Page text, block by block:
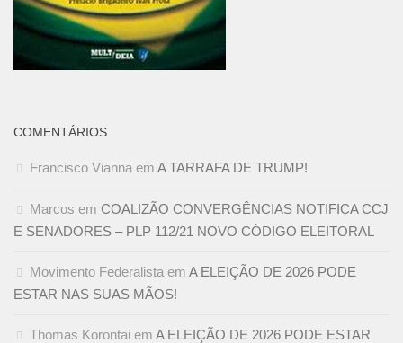
COMENTÁRIOS
Francisco Vianna em A TARRAFA DE TRUMP!
Marcos em COALIZÃO CONVERGÊNCIAS NOTIFICA CCJ
E SENADORES – PLP 112/21 NOVO CÓDIGO ELEITORAL
Movimento Federalista em A ELEIÇÃO DE 2026 PODE
ESTAR NAS SUAS MÃOS!
Thomas Korontai em A ELEIÇÃO DE 2026 PODE ESTAR